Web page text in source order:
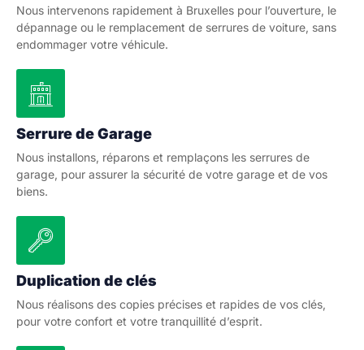
Nous intervenons rapidement à Bruxelles pour l’ouverture, le
dépannage ou le remplacement de serrures de voiture, sans
endommager votre véhicule.
Serrure de Garage
Nous installons, réparons et remplaçons les serrures de
garage, pour assurer la sécurité de votre garage et de vos
biens.
Duplication de clés
Nous réalisons des copies précises et rapides de vos clés,
pour votre confort et votre tranquillité d’esprit.